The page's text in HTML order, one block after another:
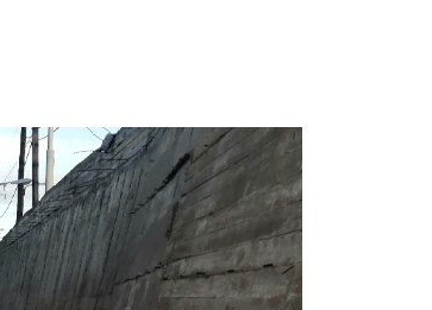
Άργος: Στη φυλακή οι δύο
αστυνομικοί για τους
πυροβολισμούς κατά του 20χρονου
με αναπηρία
11.07.2026 | 22:59